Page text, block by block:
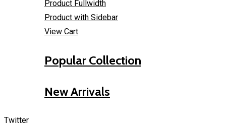
Product Fullwidth
Product with Sidebar
View Cart
Popular Collection
New Arrivals
Twitter